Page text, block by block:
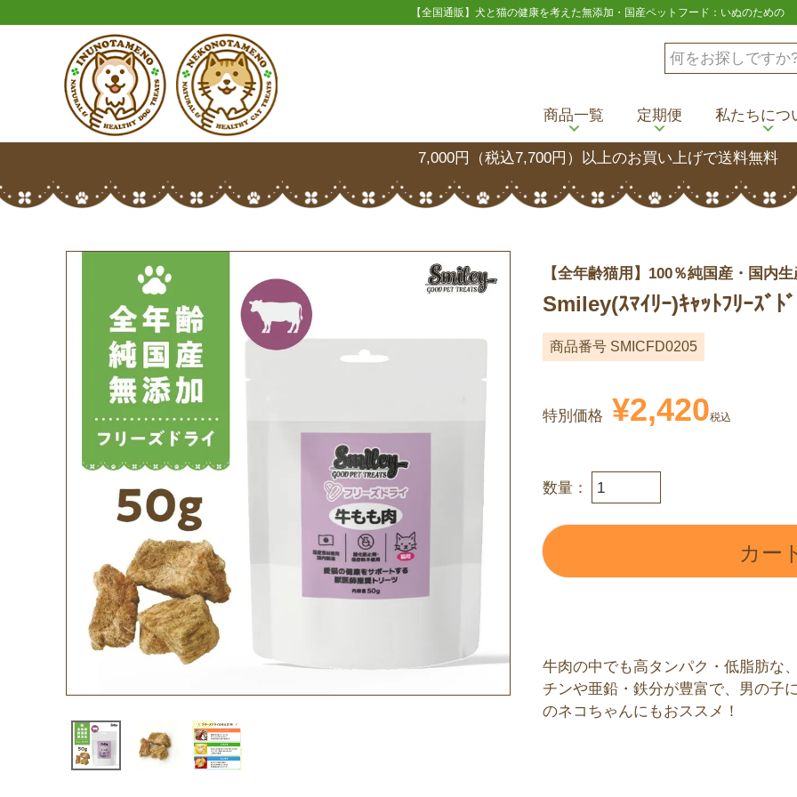
【全国通販】犬と猫の健康を考えた無添加・国産ペットフード：いぬのための
商品一覧 定期便 私たちにつ
7,000円（税込7,700円）以上のお買い上げで送料無料
【全年齢猫用】100％純国産・国内
Smiley(ｽﾏｲﾘｰ)ｷｬｯﾄﾌﾘｰｽﾞ
商品番号 SMICFD0205
特別価格 ¥2,420税込
カー
牛肉の中でも高タンパク・低脂肪な
チンや亜鉛・鉄分が豊富で、男の子
のネコちゃんにもおススメ！